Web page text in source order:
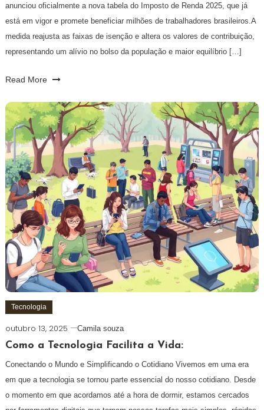
anunciou oficialmente a nova tabela do Imposto de Renda 2025, que já
está em vigor e promete beneficiar milhões de trabalhadores brasileiros.A
medida reajusta as faixas de isenção e altera os valores de contribuição,
representando um alívio no bolso da população e maior equilíbrio […]
Read More
Tecnologia
outubro 13, 2025 Camila souza
Como a Tecnologia Facilita a Vida:
Conectando o Mundo e Simplificando o Cotidiano Vivemos em uma era
em que a tecnologia se tornou parte essencial do nosso cotidiano. Desde
o momento em que acordamos até a hora de dormir, estamos cercados